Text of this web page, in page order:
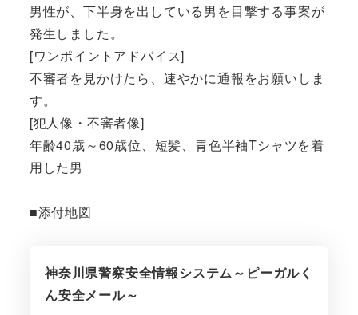
男性が、下半身を出している男を目撃する事案が
発生しました。
[ワンポイントアドバイス]
不審者を見かけたら、速やかに通報をお願いしま
す。
[犯人像・不審者像]
年齢40歳～60歳位、短髪、青色半袖Tシャツを着
用した男
■添付地図
神奈川県警察安全情報システム～ピーガルく
ん安全メール～